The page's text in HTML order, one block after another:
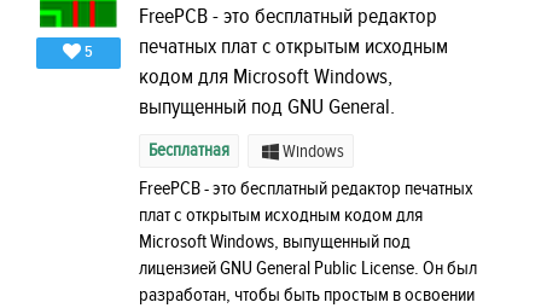
5
FreePCB - это бесплатный редактор
печатных плат с открытым исходным
кодом для Microsoft Windows,
выпущенный под GNU General.
Бесплатная Windows
FreePCB - это бесплатный редактор печатных
плат с открытым исходным кодом для
Microsoft Windows, выпущенный под
лицензией GNU General Public License. Он был
разработан, чтобы быть простым в освоении